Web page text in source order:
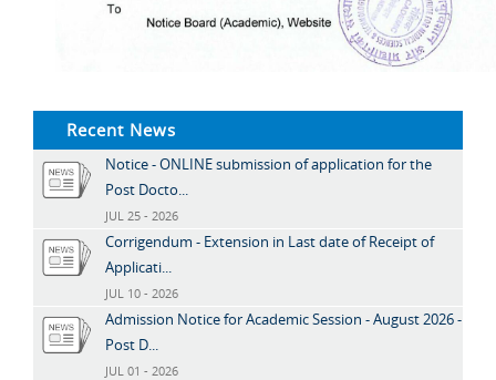
Recent News
Notice - ONLINE submission of application for the
Post Docto...
JUL 25 - 2026
Corrigendum - Extension in Last date of Receipt of
Applicati...
JUL 10 - 2026
Admission Notice for Academic Session - August 2026 -
Post D...
JUL 01 - 2026